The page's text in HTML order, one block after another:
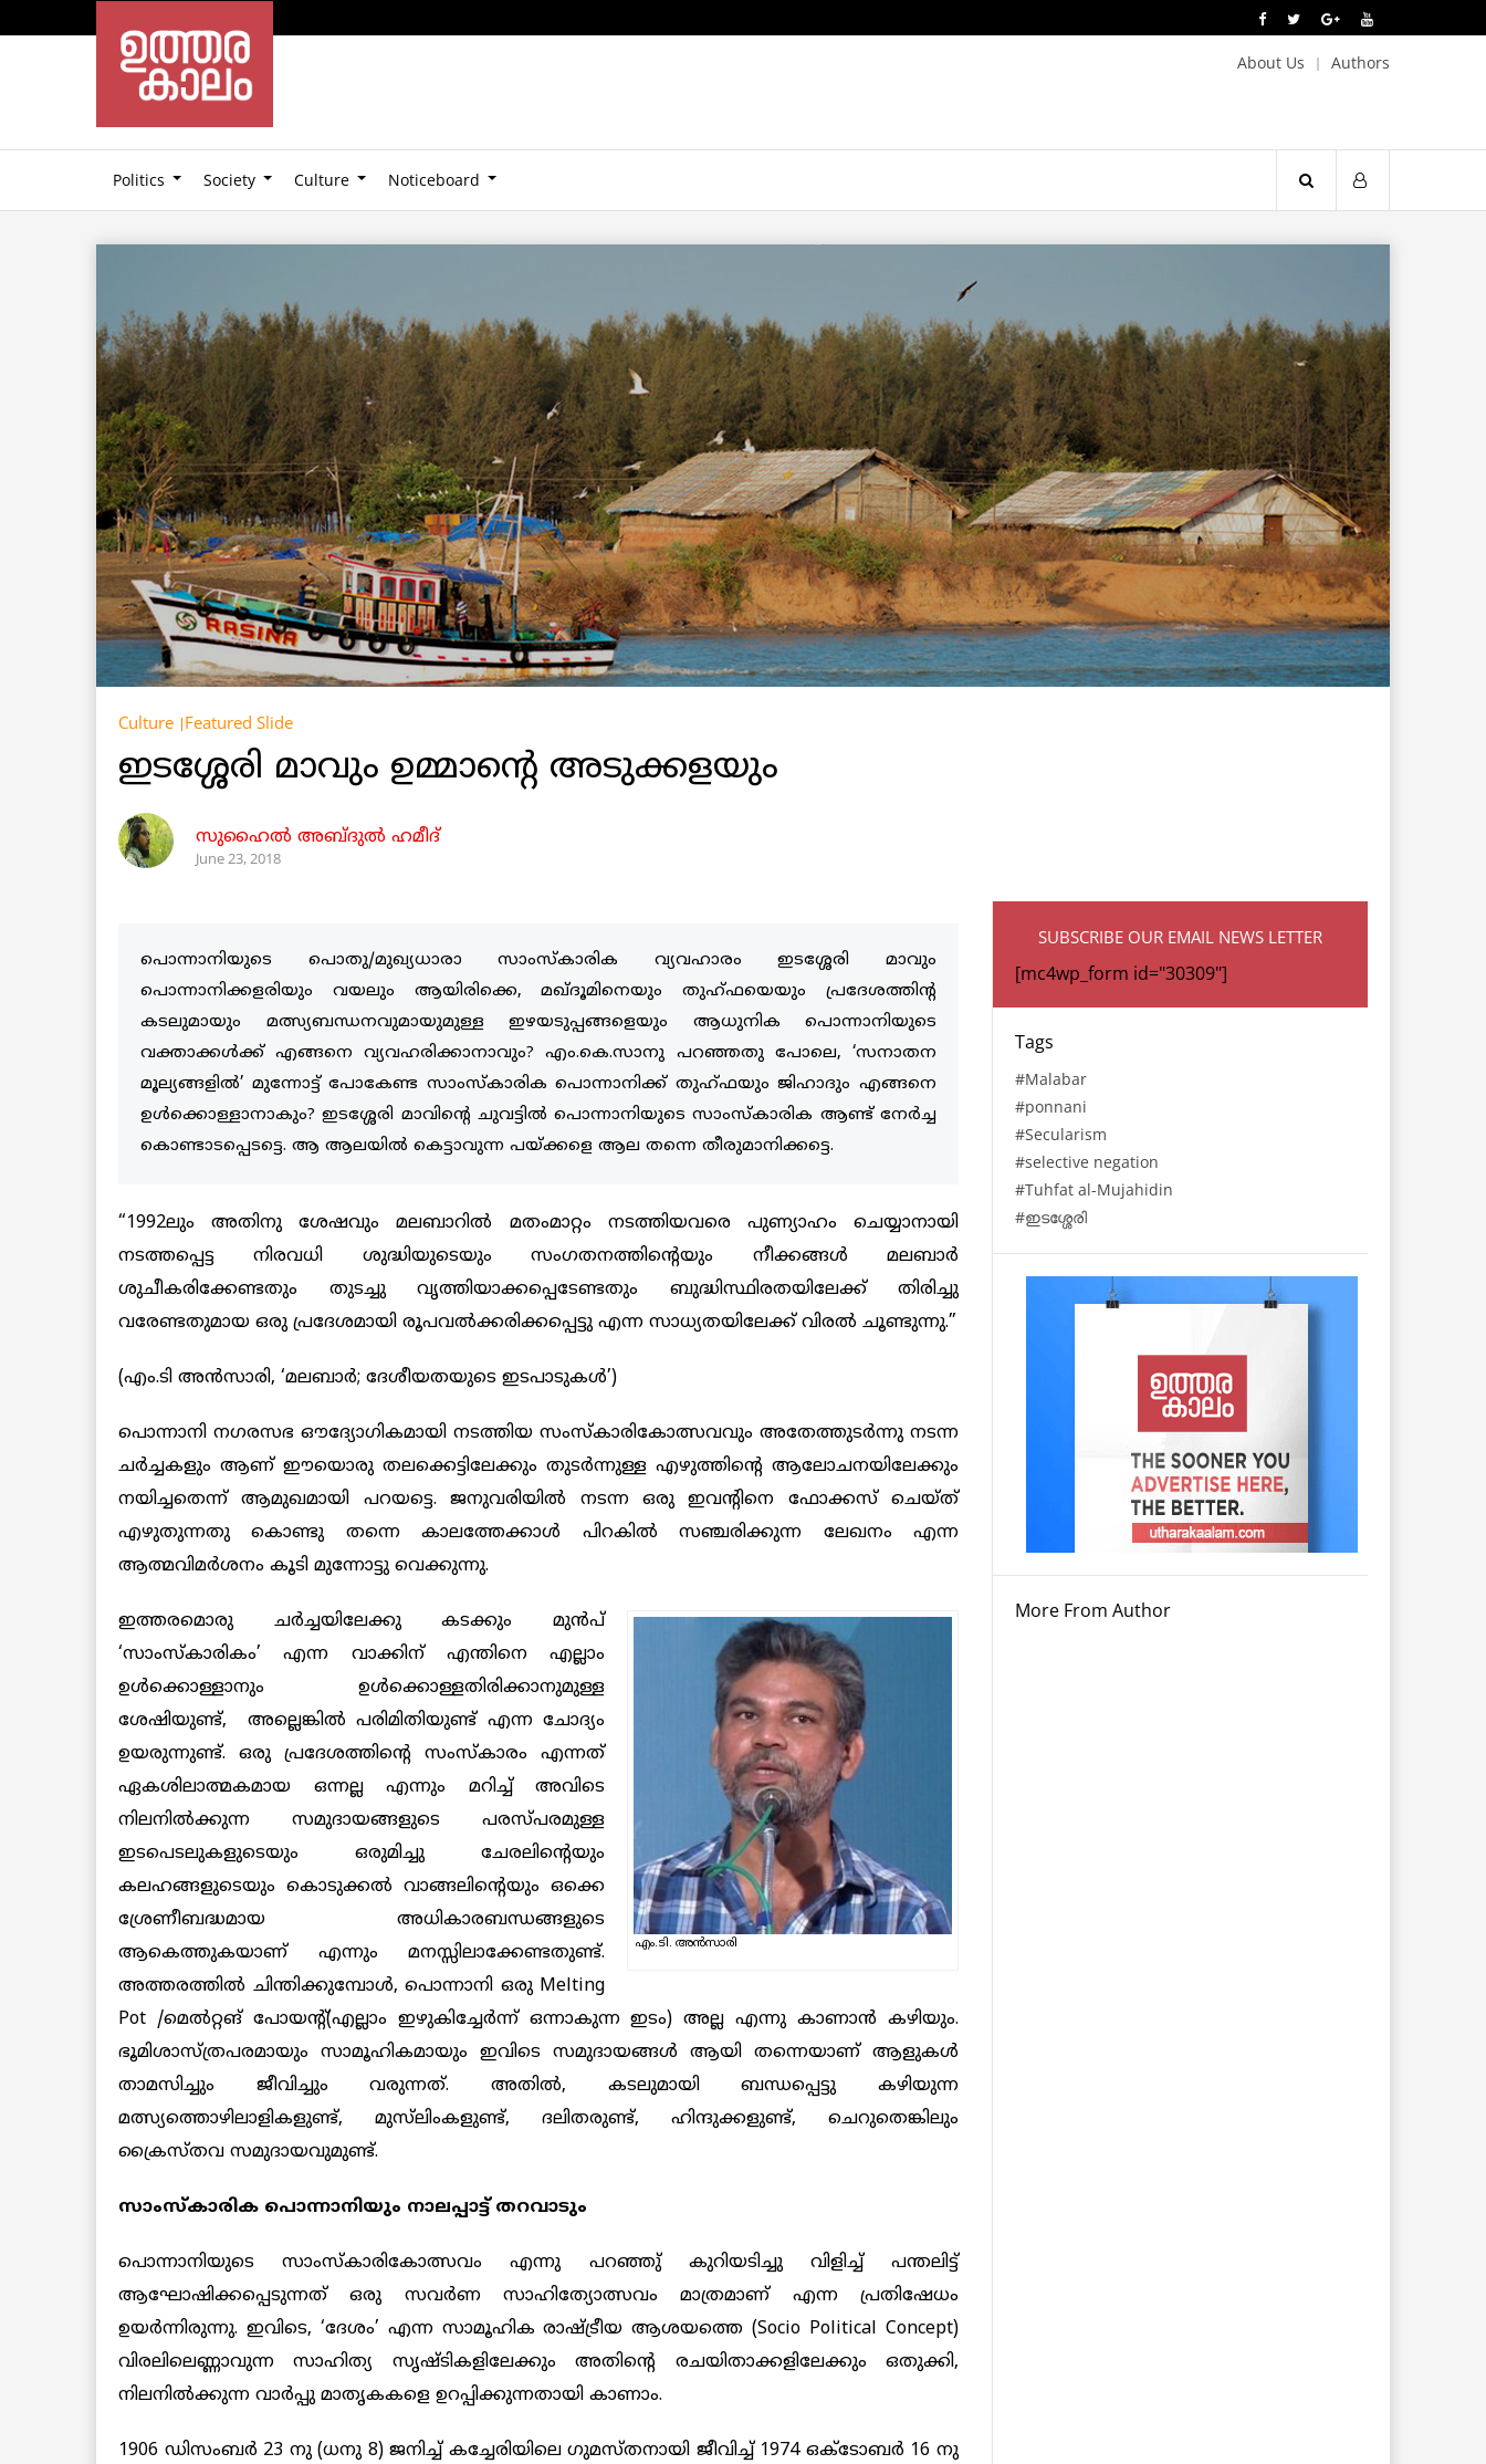
About Us Authors
Politics Society Culture Noticeboard
Culture Featured Slide
ഇടശ്ശേരി മാവും ഉമ്മാന്‍റെ അടുക്കളയും
സുഹൈൽ അബ്ദുൽ ഹമീദ്
June 23, 2018
പൊന്നാനിയുടെ പൊതു/മുഖ്യധാരാ സാംസ്കാരിക വ്യവഹാരം ഇടശ്ശേരി മാവും
പൊന്നാനിക്കളരിയും വയലും ആയിരിക്കെ, മഖ്ദൂമിനെയും തുഹ്ഫയെയും പ്രദേശത്തിന്‍റ
കടലുമായും മത്സ്യബന്ധനവുമായുമുള്ള ഇഴയടുപ്പങ്ങളെയും ആധുനിക പൊന്നാനിയുടെ
വക്താക്കൾക്ക് എങ്ങനെ വ്യവഹരിക്കാനാവും? എം.കെ.സാനു പറഞ്ഞതു പോലെ, ‘സനാതന
മൂല്യങ്ങളിൽ’ മുന്നോട്ട് പോകേണ്ട സാംസ്കാരിക പൊന്നാനിക്ക് തുഹ്ഫയും ജിഹാദും എങ്ങനെ
ഉൾക്കൊള്ളാനാകും? ഇടശ്ശേരി മാവിന്‍റെ ചുവട്ടിൽ പൊന്നാനിയുടെ സാംസ്കാരിക ആണ്ട് നേർച്ച
കൊണ്ടാടപ്പെടട്ടെ. ആ ആലയിൽ കെട്ടാവുന്ന പയ്ക്കളെ ആല തന്നെ തീരുമാനിക്കട്ടെ.
“1992ലും അതിനു ശേഷവും മലബാറിൽ മതംമാറ്റം നടത്തിയവരെ പുണ്യാഹം ചെയ്യാനായി
നടത്തപ്പെട്ട നിരവധി ശുദ്ധിയുടെയും സംഗതനത്തിന്‍റെയും നീക്കങ്ങൾ മലബാർ
ശുചീകരിക്കേണ്ടതും തുടച്ചു വൃത്തിയാക്കപ്പെടേണ്ടതും ബുദ്ധിസ്ഥിരതയിലേക്ക് തിരിച്ചു
വരേണ്ടതുമായ ഒരു പ്രദേശമായി രൂപവൽക്കരിക്കപ്പെട്ടു എന്ന സാധ്യതയിലേക്ക് വിരൽ ചൂണ്ടുന്നു.”
(എം.ടി അൻസാരി, ‘മലബാർ; ദേശീയതയുടെ ഇടപാടുകൾ’)
പൊന്നാനി നഗരസഭ ഔദ്യോഗികമായി നടത്തിയ സംസ്കാരികോത്സവവും അതേത്തുടർന്നു നടന്ന
ചർച്ചകളും ആണ് ഈയൊരു തലക്കെട്ടിലേക്കും തുടർന്നുള്ള എഴുത്തിന്‍റെ ആലോചനയിലേക്കും
നയിച്ചതെന്ന് ആമുഖമായി പറയട്ടെ. ജനുവരിയിൽ നടന്ന ഒരു ഇവന്‍റിനെ ഫോക്കസ് ചെയ്ത്
എഴുതുന്നതു കൊണ്ടു തന്നെ കാലത്തേക്കാൾ പിറകിൽ സഞ്ചരിക്കുന്ന ലേഖനം എന്ന
ആത്മവിമർശനം കൂടി മുന്നോട്ടു വെക്കുന്നു.
എം.ടി. അൻസാരി
ഇത്തരമൊരു ചർച്ചയിലേക്കു കടക്കും മുൻപ്
‘സാംസ്കാരികം’ എന്ന വാക്കിന് എന്തിനെ എല്ലാം
ഉൾക്കൊള്ളാനും ഉൾക്കൊള്ളതിരിക്കാനുമുള്ള
ശേഷിയുണ്ട്, അല്ലെങ്കിൽ പരിമിതിയുണ്ട് എന്ന ചോദ്യം
ഉയരുന്നുണ്ട്. ഒരു പ്രദേശത്തിന്‍റെ സംസ്കാരം എന്നത്
ഏകശിലാത്മകമായ ഒന്നല്ല എന്നും മറിച്ച് അവിടെ
നിലനിൽക്കുന്ന സമുദായങ്ങളുടെ പരസ്‌പരമുള്ള
ഇടപെടലുകളുടെയും ഒരുമിച്ചു ചേരലിന്‍റെയും
കലഹങ്ങളുടെയും കൊടുക്കൽ വാങ്ങലിന്‍റെയും ഒക്കെ
ശ്രേണീബദ്ധമായ അധികാരബന്ധങ്ങളുടെ
ആകെത്തുകയാണ് എന്നും മനസ്സിലാക്കേണ്ടതുണ്ട്.
അത്തരത്തിൽ ചിന്തിക്കുമ്പോൾ, പൊന്നാനി ഒരു Melting
Pot /മെൽറ്റങ് പോയന്റ്(എല്ലാം ഇഴുകിച്ചേര്‍ന്ന് ഒന്നാകുന്ന ഇടം) അല്ല എന്നു കാണാൻ കഴിയും.
ഭൂമിശാസ്ത്രപരമായും സാമൂഹികമായും ഇവിടെ സമുദായങ്ങൾ ആയി തന്നെയാണ് ആളുകൾ
താമസിച്ചും ജീവിച്ചും വരുന്നത്. അതിൽ, കടലുമായി ബന്ധപ്പെട്ടു കഴിയുന്ന
മത്സ്യത്തൊഴിലാളികളുണ്ട്, മുസ്‌ലിംകളുണ്ട്, ദലിതരുണ്ട്, ഹിന്ദുക്കളുണ്ട്, ചെറുതെങ്കിലും
ക്രൈസ്തവ സമുദായവുമുണ്ട്.
സാംസ്കാരിക പൊന്നാനിയും നാലപ്പാട്ട് തറവാടും
പൊന്നാനിയുടെ സാംസ്കാരികോത്സവം എന്നു പറഞ്ഞു് കുറിയടിച്ചു വിളിച്ച് പന്തലിട്ട്
ആഘോഷിക്കപ്പെടുന്നത് ഒരു സവർണ സാഹിത്യോത്സവം മാത്രമാണ് എന്ന പ്രതിഷേധം
ഉയർന്നിരുന്നു. ഇവിടെ, ‘ദേശം’ എന്ന സാമൂഹിക രാഷ്ട്രീയ ആശയത്തെ (Socio Political Concept)
വിരലിലെണ്ണാവുന്ന സാഹിത്യ സൃഷ്ടികളിലേക്കും അതിന്‍റെ രചയിതാക്കളിലേക്കും ഒതുക്കി,
നിലനിൽക്കുന്ന വാർപ്പു മാതൃകകളെ ഉറപ്പിക്കുന്നതായി കാണാം.
1906 ഡിസംബർ 23 നു (ധനു 8) ജനിച്ച് കച്ചേരിയിലെ ഗുമസ്തനായി ജീവിച്ച് 1974 ഒക്ടോബർ 16 നു
SUBSCRIBE OUR EMAIL NEWS LETTER
[mc4wp_form id="30309"]
Tags
Malabar
ponnani
Secularism
selective negation
Tuhfat al-Mujahidin
ഇടശ്ശേരി
More From Author